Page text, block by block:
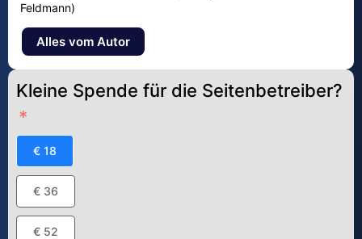
Feldmann)
Alles vom Autor
Kleine Spende für die Seitenbetreiber?
€ 18
€ 36
€ 52